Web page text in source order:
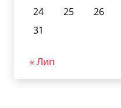
24
25 26
31
« Лип